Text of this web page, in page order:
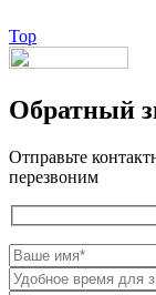
Top
Обратный
Отправьте
перезвоним